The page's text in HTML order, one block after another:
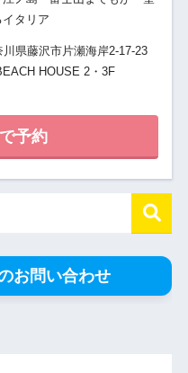
タリア
県藤沢市片瀬海岸2-17-23
HOUSE 2・3F
予約
お問い合わせ